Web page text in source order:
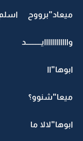
ميعاد"برووح
واااااااااااايــــــــــد
ابوها"اا
ميعا"شنوو؟
ابوها"لالا ما